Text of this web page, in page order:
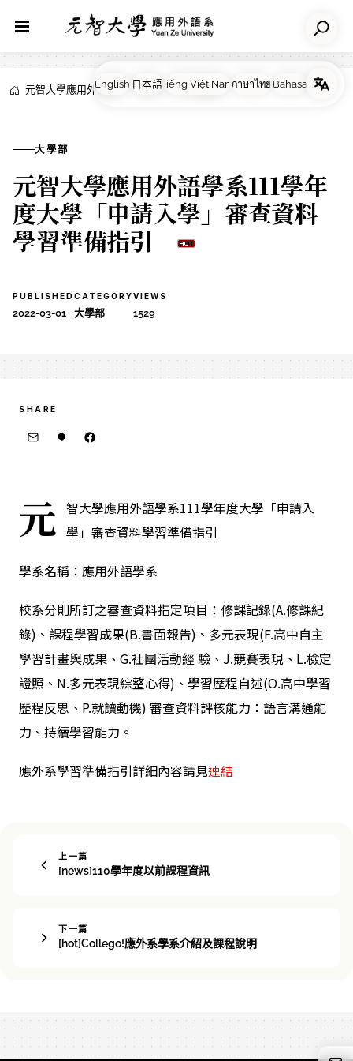
元智大學應用外語系 NEWS 大學部
大學部
元智大學應用外語學系111學年
度大學「申請入學」審查資料
學習準備指引
PUBLISHED
2022-03-01
CATEGORY
大學部
VIEWS
1529
SHARE
元 智大學應用外語學系111學年度大學「申請入
學」審查資料學習準備指引
學系名稱：應用外語學系
校系分則所訂之審查資料指定項目：修課記錄(A.修課紀
錄)、課程學習成果(B.書面報告)、多元表現(F.高中自主
學習計畫與成果、G.社團活動經 驗、J.競賽表現、L.檢定
證照、N.多元表現綜整心得)、學習歷程自述(O.高中學習
歷程反思、P.就讀動機) 審查資料評核能力：語言溝通能
力、持續學習能力。
應外系學習準備指引詳細內容請見連結
上一篇
[news]110學年度以前課程資訊
下一篇
[hot]Collego!應外系學系介紹及課程說明